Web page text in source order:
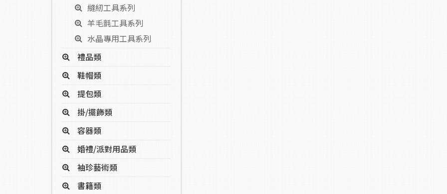
縫紉工具系列
羊毛氈工具系列
水晶專用工具系列
禮品類
鞋帽類
提包類
掛/擺飾類
容器類
婚禮/派對用品類
袖珍藝術類
書籍類